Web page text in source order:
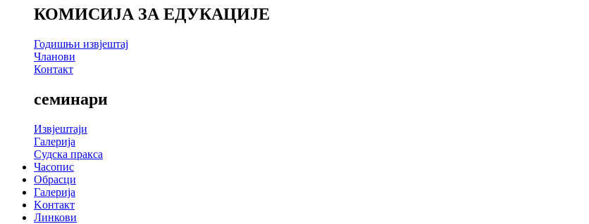
КОМИСИЈА ЗА ЕДУКАЦИЈЕ
Годишњи извјештај
Чланови
Контакт
семинари
Извјештаји
Галерија
Судска пракса
Часопис
Обрасци
Галерија
Kонтакт
Линкови